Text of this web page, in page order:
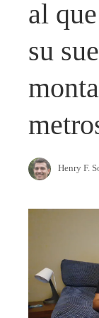
al
su
Henry F.